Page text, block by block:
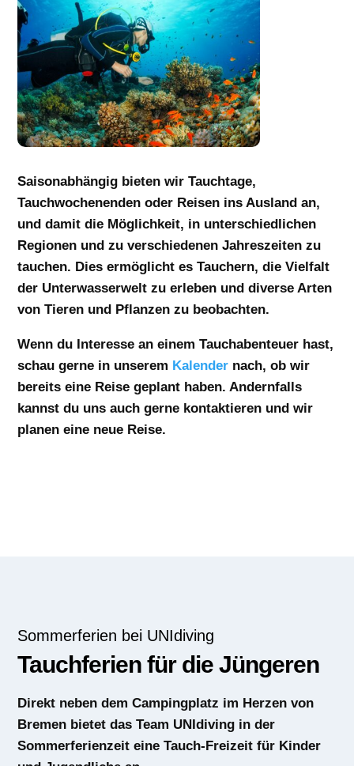
Saisonabhängig bieten wir Tauchtage,
Tauchwochenenden oder Reisen ins Ausland an,
und damit die Möglichkeit, in unterschiedlichen
Regionen und zu verschiedenen Jahreszeiten zu
tauchen. Dies ermöglicht es Tauchern, die Vielfalt
der Unterwasserwelt zu erleben und diverse Arten
von Tieren und Pflanzen zu beobachten.
Wenn du Interesse an einem Tauchabenteuer hast,
schau gerne in unserem Kalender nach, ob wir
bereits eine Reise geplant haben. Andernfalls
kannst du uns auch gerne kontaktieren und wir
planen eine neue Reise.
Sommerferien bei UNIdiving
Tauchferien für die Jüngeren
Direkt neben dem Campingplatz im Herzen von
Bremen bietet das Team UNIdiving in der
Sommerferienzeit eine Tauch-Freizeit für Kinder